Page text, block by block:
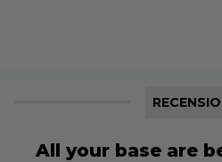
All your base are